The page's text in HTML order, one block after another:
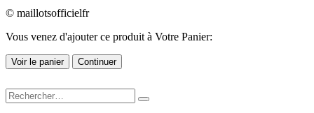
© maillotsofficielfr
Vous venez d'ajouter ce produit à Votre Panier:
Voir le panier Continuer